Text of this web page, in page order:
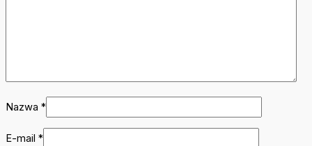
Nazwa *
E-mail *